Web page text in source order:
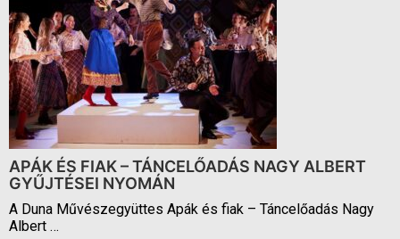
APÁK ÉS FIAK – TÁNCELŐADÁS NAGY ALBERT
GYŰJTÉSEI NYOMÁN
A Duna Művészegyüttes Apák és fiak – Táncelőadás Nagy
Albert …